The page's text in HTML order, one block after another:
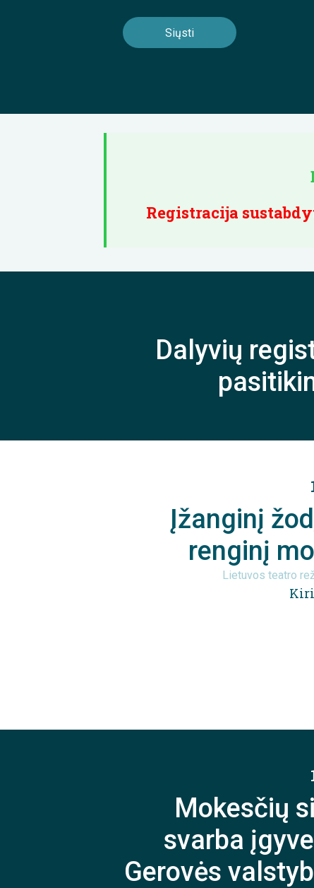
Registracija
Dalyvių
Įžanginį
renginį
Lietuvos teatro
Mokesčių
svarba
Gerovės